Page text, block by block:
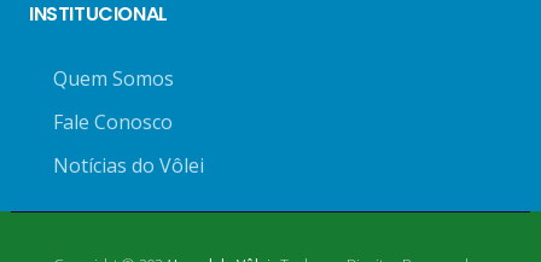
INSTITUCIONAL
Quem Somos
Fale Conosco
Notícias do Vôlei